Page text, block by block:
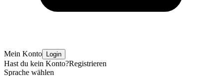
Mein Konto Login
Hast du kein Konto?Registrieren
Sprache wählen